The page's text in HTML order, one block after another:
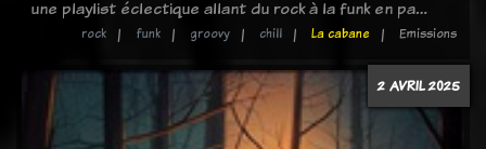
une playlist éclectique allant du rock à la funk en pa…
rock funk groovy chill La cabane Emissions
2 AVRIL 2025